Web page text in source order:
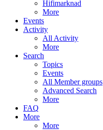
Hifimarknad
More
Events
Activity
All Activity
More
Search
Topics
Events
All Member groups
Advanced Search
More
FAQ
More
More